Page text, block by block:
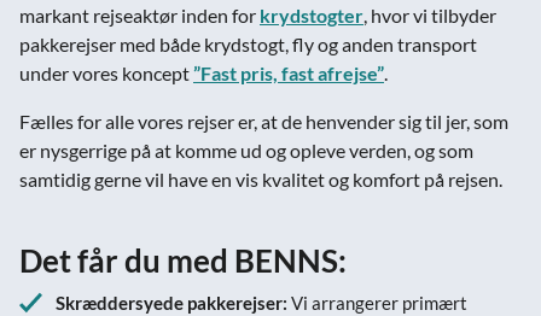
markant rejseaktør inden for krydstogter, hvor vi tilbyder
pakkerejser med både krydstogt, fly og anden transport
under vores koncept”Fast pris, fast afrejse”.
Fælles for alle vores rejser er, at de henvender sig til jer, som
er nysgerrige på at komme ud og opleve verden, og som
samtidig gerne vil have en vis kvalitet og komfort på rejsen.
Det får du med BENNS:
Skræddersyede pakkerejser: Vi arrangerer primært